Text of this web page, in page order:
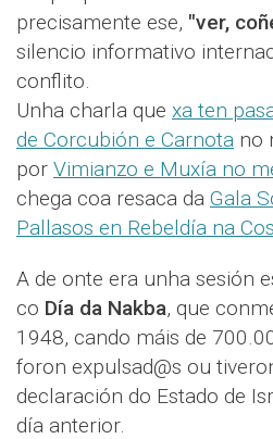
precisamente ese, "ver,
silencio informativo
conflito.
Unha charla que xa ten
de Corcubión e Carnota no
por Vimianzo e Muxía no
chega coa resaca da Gala
Pallasos en Rebeldía na
A de onte era unha sesión
co Día da Nakba, que
1948, cando máis de
foron expulsad@s ou
declaración do Estado de
día anterior.